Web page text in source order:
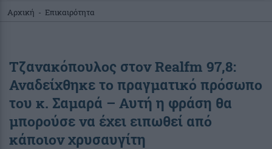
Αρχική - Επικαιρότητα
Τζανακόπουλος στον Realfm 97,8:
Αναδείχθηκε το πραγματικό πρόσωπο
του κ. Σαμαρά – Αυτή η φράση θα
μπορούσε να έχει ειπωθεί από
κάποιον χρυσαυγίτη